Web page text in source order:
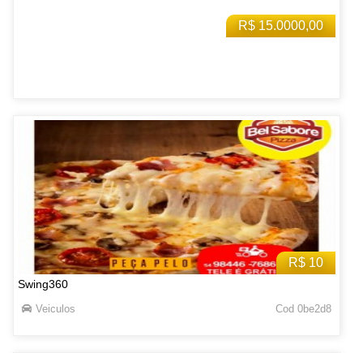
R$ 15.0000,00
R$ 10
Swing360
Veiculos Cod 0be2d8